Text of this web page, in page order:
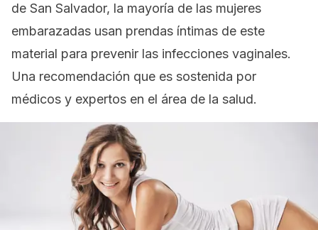
de San Salvador, la mayoría de las mujeres
embarazadas usan prendas íntimas de este
material para prevenir las infecciones vaginales.
Una recomendación que es sostenida por
médicos y expertos en el área de la salud.